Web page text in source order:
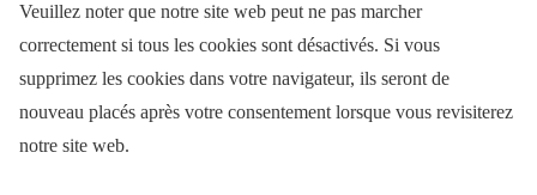
Veuillez noter que notre site web peut ne pas marcher
correctement si tous les cookies sont désactivés. Si vous
supprimez les cookies dans votre navigateur, ils seront de
nouveau placés après votre consentement lorsque vous revisiterez
notre site web.